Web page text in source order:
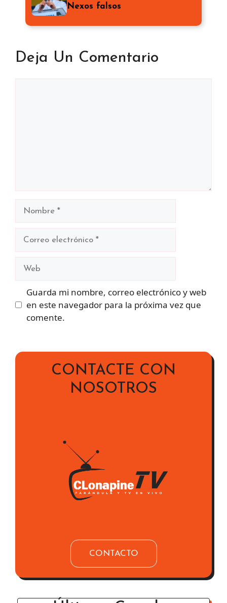
Nexos falsos
Deja Un Comentario
Nombre
Guarda mi nombre, correo electrónico y web
en este navegador para la próxima vez que
comente.
CONTACTO